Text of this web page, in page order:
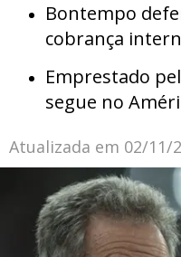
Bontempo
cobrança
Emprestado
segue no
Atualizada em 02/11/